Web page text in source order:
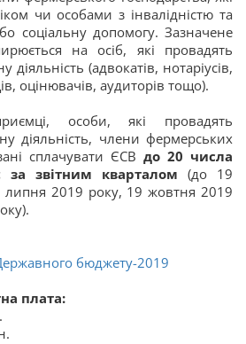
чи особами з інвалідністю та
соціальну допомогу. Зазначене
на осіб, які провадять
діяльність (адвокатів, нотаріусів,
оцінювачів, аудиторів тощо).
особи, які провадять
діяльність, члени фермерських
сплачувати ЄСВ до 20 числа
за звітним кварталом (до 19
липня 2019 року, 19 жовтня 2019
бюджету-2019
плата: